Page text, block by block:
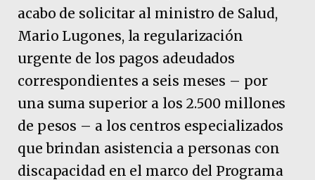
acabo de solicitar al ministro de Salud,
Mario Lugones, la regularización
urgente de los pagos adeudados
correspondientes a seis meses – por
una suma superior a los 2.500 millones
de pesos – a los centros especializados
que brindan asistencia a personas con
discapacidad en el marco del Programa